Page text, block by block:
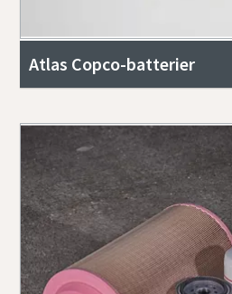
Atlas Copco-batterier